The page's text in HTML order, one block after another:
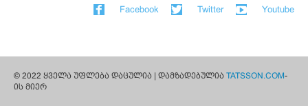
Facebook Twitter Youtube
© 2022 ყველა უფლება დაცულია | დამზადებულია TATSSON.COM-
ის მიერ